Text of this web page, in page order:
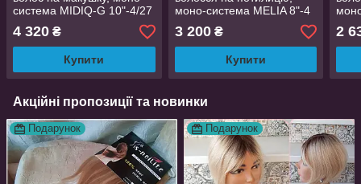
система MIDIQ-G 10"-4/27
4 320 ₴
Купити
моно-система MELIA 8"-4
3 200₴
Купити
2
Акційні пропозиції та новинки
Подарунок Подарунок